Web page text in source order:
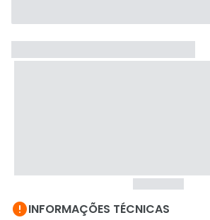
INFORMAÇÕES TÉCNICAS